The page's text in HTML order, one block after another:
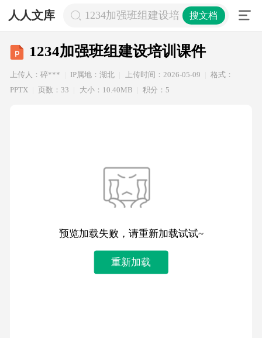
人人文库 1234加强班组建设培训课件
搜文档
1234加强班组建设培训课件
上传人：碎*** IP属地：湖北 上传时间：2026-05-09
格式：
PPTX
页数：33 大小：10.40MB 积分：5
预览加载失败，请重新加载试试~
重新加载